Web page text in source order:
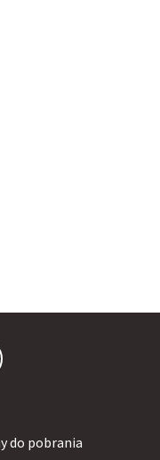
do pobrania